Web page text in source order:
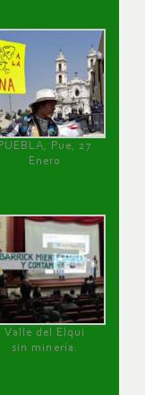
PUEBLA, Pue, 27
Enero
Valle del Elqui
sin minería.